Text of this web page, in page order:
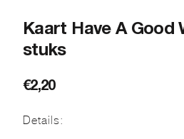
Kaart Have A Good
stuks
€2,20
Details: